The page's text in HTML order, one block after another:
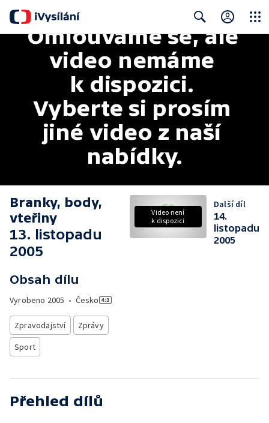
Search
Omlouváme se, ale
video nemáme
k dispozici.
Vyberte si prosím
jiné video z naší
nabídky.
Branky, body,
vteřiny
13. listopadu
2005
Obsah dílu
Vyrobeno 2005 • Česko
Zpravodajství
Zprávy
Sport
Video není
k dispozici
Další díl
14.
listopadu
2005
Přehled dílů